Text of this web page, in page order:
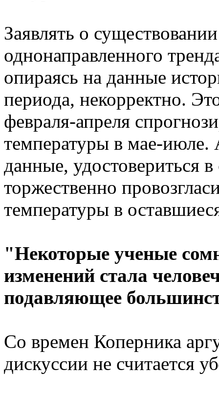
Заявлять о
однонаправленного
опираясь на данные
периода, некорректно.
февраля-апреля
температуры в мае-июле.
данные, удостовериться
торжественно
температуры в
"Некоторые ученые
изменений стала
подавляющее
Со времен Коперника
дискуссии не считается